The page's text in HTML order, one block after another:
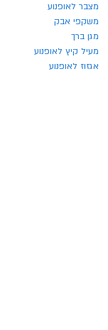
מצבר לאופנוע
משקפי אבק
מגן ברך
מעיל קיץ לאופנוע
אגזוז לאופנוע